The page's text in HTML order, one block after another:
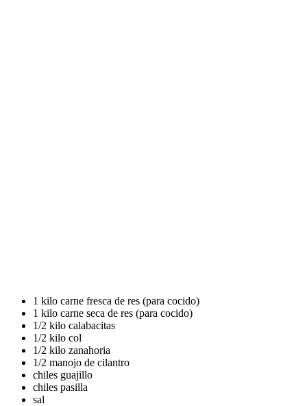
1 kilo carne fresca de res (para cocido)
1 kilo carne seca de res (para cocido)
1/2 kilo calabacitas
1/2 kilo col
1/2 kilo zanahoria
1/2 manojo de cilantro
chiles guajillo
chiles pasilla
sal